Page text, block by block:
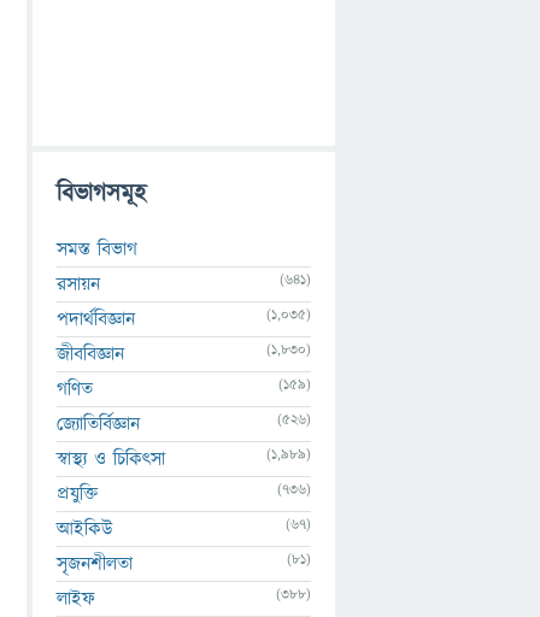
বিভাগসমূহ
সমস্ত বিভাগ
রসায়ন
(641)
পদার্থবিজ্ঞান (1,035)
জীববিজ্ঞান (1,830)
গণিত (159)
জ্যোতির্বিজ্ঞান (526)
স্বাস্থ্য ও চিকিৎসা (1,989)
প্রযুক্তি (736)
আইকিউ (67)
সৃজনশীলতা (81)
লাইফ (388)